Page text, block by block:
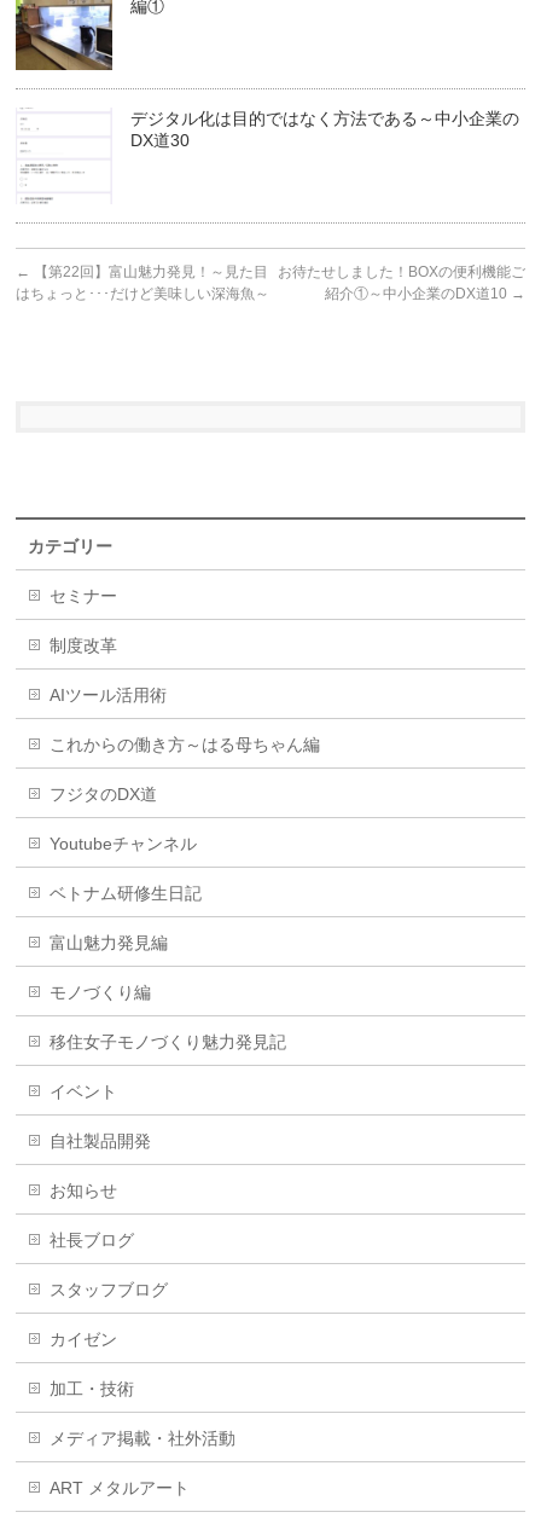
編①
デジタル化は目的ではなく方法である～中小企業の
DX道30
←
【第22回】富山魅力発見！～見た目
はちょっと･･･だけど美味しい深海魚～
お待たせしました！BOXの便利機能ご
紹介①～中小企業のDX道10 →
カテゴリー
セミナー
制度改革
AIツール活用術
これからの働き方～はる母ちゃん編
フジタのDX道
Youtubeチャンネル
ベトナム研修生日記
富山魅力発見編
モノづくり編
移住女子モノづくり魅力発見記
イベント
自社製品開発
お知らせ
社長ブログ
スタッフブログ
カイゼン
加工・技術
メディア掲載・社外活動
ART メタルアート